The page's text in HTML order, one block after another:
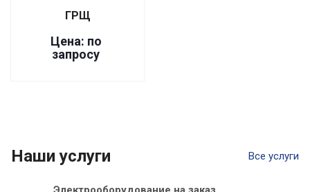
ГРЩ
Цена: по
запросу
Все услуги
Наши услуги